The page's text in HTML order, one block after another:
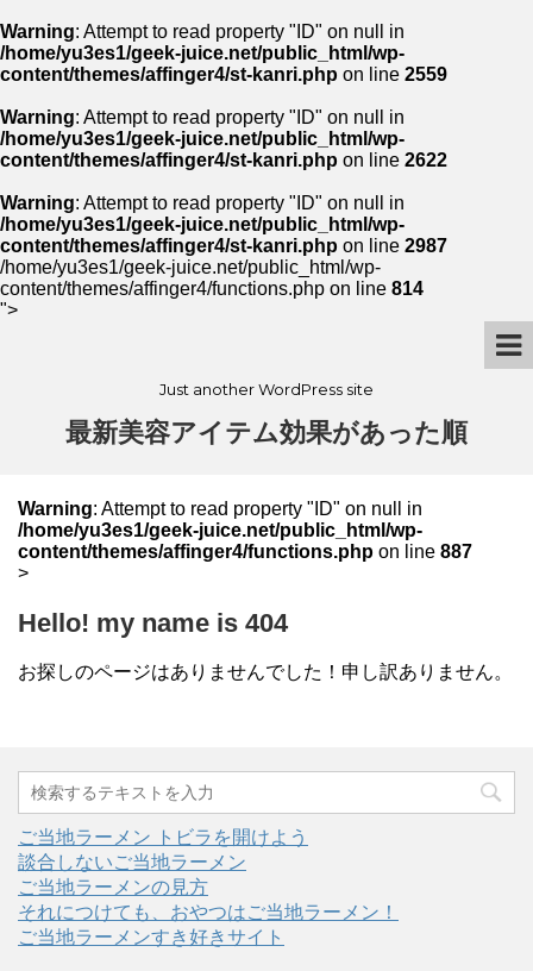
Warning: Attempt to read property "ID" on null in
/home/yu3es1/geek-juice.net/public_html/wp-
content/themes/affinger4/st-kanri.php on line 2559
Warning: Attempt to read property "ID" on null in
/home/yu3es1/geek-juice.net/public_html/wp-
content/themes/affinger4/st-kanri.php on line 2622
Warning: Attempt to read property "ID" on null in
/home/yu3es1/geek-juice.net/public_html/wp-
content/themes/affinger4/st-kanri.php on line 2987
/home/yu3es1/geek-juice.net/public_html/wp-
content/themes/affinger4/functions.php on line 814
">
Just another WordPress site
最新美容アイテム効果があった順
Warning: Attempt to read property "ID" on null in
/home/yu3es1/geek-juice.net/public_html/wp-
content/themes/affinger4/functions.php on line 887
>
Hello! my name is 404
お探しのページはありませんでした！申し訳ありません。
ご当地ラーメン トビラを開けよう
談合しないご当地ラーメン
ご当地ラーメンの見方
それにつけても、おやつはご当地ラーメン！
ご当地ラーメンすき好きサイト